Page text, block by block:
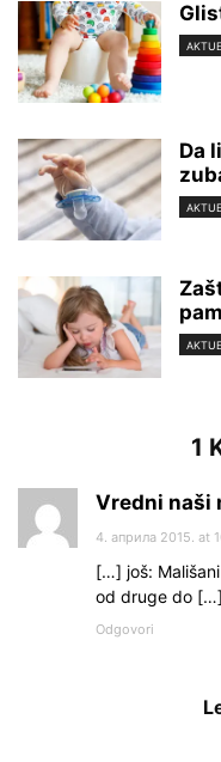
Da
1
Vredni naši
4. априла 2015. at
[…] još:
od druge do […]
Odgovori